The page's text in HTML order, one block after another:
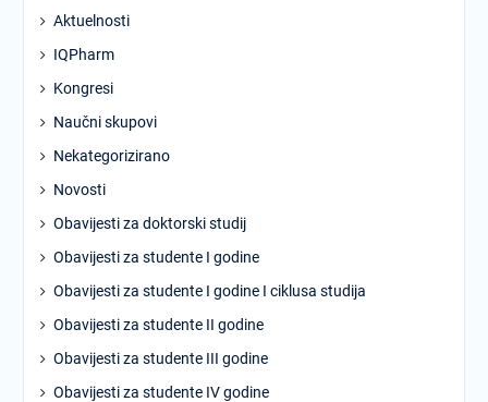
Aktuelnosti
IQPharm
Kongresi
Naučni skupovi
Nekategorizirano
Novosti
Obavijesti za doktorski studij
Obavijesti za studente I godine
Obavijesti za studente I godine I ciklusa studija
Obavijesti za studente II godine
Obavijesti za studente III godine
Obavijesti za studente IV godine